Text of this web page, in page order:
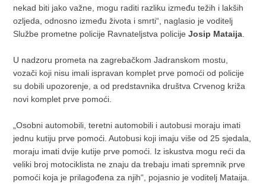
nekad biti jako važne, mogu raditi razliku između težih i lakših
ozljeda, odnosno između života i smrti“, naglasio je voditelj
Službe prometne policije Ravnateljstva policijeJosip Mataija
U nadzoru prometa na zagrebačkom Jadranskom mostu,
vozači koji nisu imali ispravan komplet prve pomoći od policije
su dobili upozorenje, a od predstavnika društva Crvenog križa
novi komplet prve pomoći.
„Osobni automobili, teretni automobili i autobusi moraju imati
jednu kutiju prve pomoći. Autobusi koji imaju više od 25 sjedala,
moraju imati dvije kutije prve pomoći. Iz iskustva mogu reći da
veliki broj motociklista ne znaju da trebaju imati spremnik prve
pomoći koja je prilagođena za njih“, pojasnio je voditelj Mataija.